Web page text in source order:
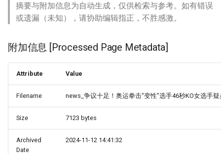
摘要与附加信息为自动生成，仅供检索与参考。如有错误
或遗漏（未知），请协助编辑指正，不胜感激。
附加信息 [Processed Page Metadata]
Attribute Value
Filename news_争议十足！奥运拳击“变性”选手46秒KO女选手
Size 7123 bytes
Archived
Date
2024-11-12 14:41:32